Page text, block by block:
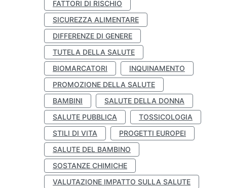
FATTORI DI RISCHIO
SICUREZZA ALIMENTARE
DIFFERENZE DI GENERE
TUTELA DELLA SALUTE
BIOMARCATORI
INQUINAMENTO
PROMOZIONE DELLA SALUTE
BAMBINI
SALUTE DELLA DONNA
SALUTE PUBBLICA
TOSSICOLOGIA
STILI DI VITA
PROGETTI EUROPEI
SALUTE DEL BAMBINO
SOSTANZE CHIMICHE
VALUTAZIONE IMPATTO SULLA SALUTE